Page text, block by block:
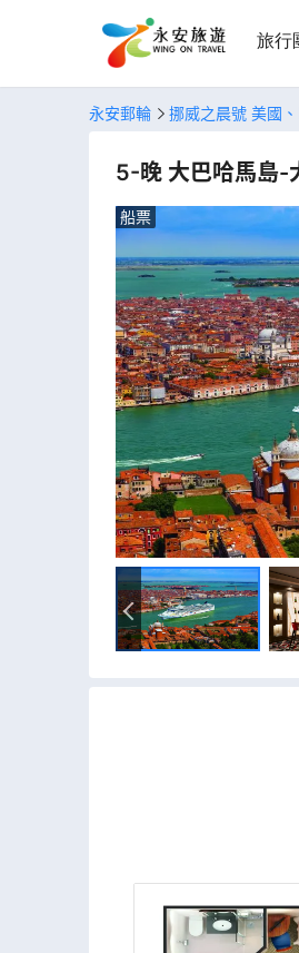
旅行
永安郵輪 挪威之晨號 美國
5-晚 大巴哈馬島-
船票